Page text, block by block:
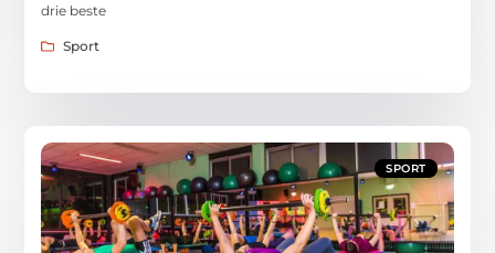
drie beste
Sport
SPORT